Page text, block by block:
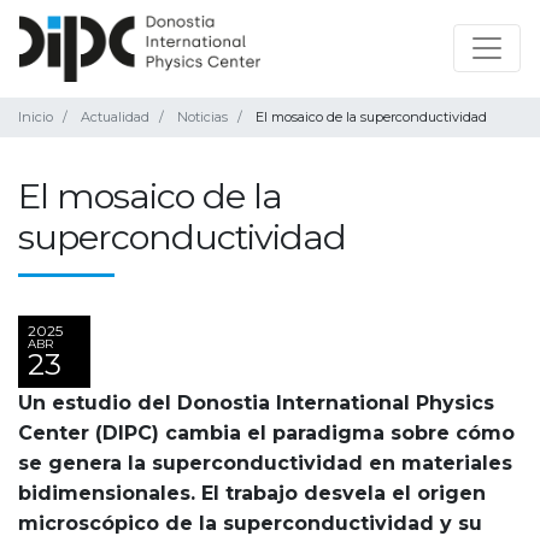
Inicio Actualidad Noticias El mosaico de la superconductividad
El mosaico de la
superconductividad
2025
ABR
23
Un estudio del Donostia International Physics
Center (DIPC) cambia el paradigma sobre cómo
se genera la superconductividad en materiales
bidimensionales. El trabajo desvela el origen
microscópico de la superconductividad y su